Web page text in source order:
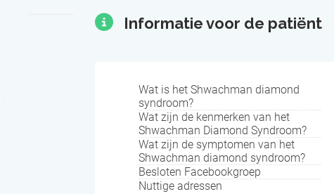
Informatie voor de patiënt
Wat is het Shwachman diamond
syndroom?
Wat zijn de kenmerken van het
Shwachman Diamond Syndroom?
Wat zijn de symptomen van het
Shwachman diamond syndroom?
Besloten Facebookgroep
Nuttige adressen